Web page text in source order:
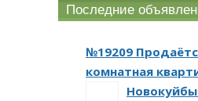
Последние
№19209
комнатная